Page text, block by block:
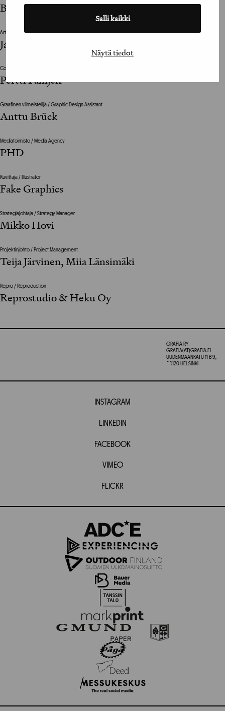
Salli kaikki
Näytä tiedot
Bob Helsinki
Art Director
Jannis Mavrostomos
Copywriter
Pertti Pällijeff
Graafinen viimeistelijä / Graphic Design Assistant
Anttu Brück
Mediatoimisto / Media Agency
PHD
Kuvittaja / Illustrator
Fake Graphics
Strategiajohtaja / Strategy Manager
Mikko Hovi
Projektinjohto / Project Management
Teija Järvinen, Miia Länsimäki
Repro / Reproduction
Reprostudio & Heku Oy
GRAFIA RY
GRAFIA(AT)GRAFIA.FI
UUDENMAANKATU 11 B 9,
00120 HELSINKI
INSTAGRAM
LINKEDIN
FACEBOOK
VIMEO
FLICKR